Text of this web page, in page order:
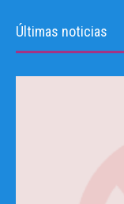
Últimas noticias